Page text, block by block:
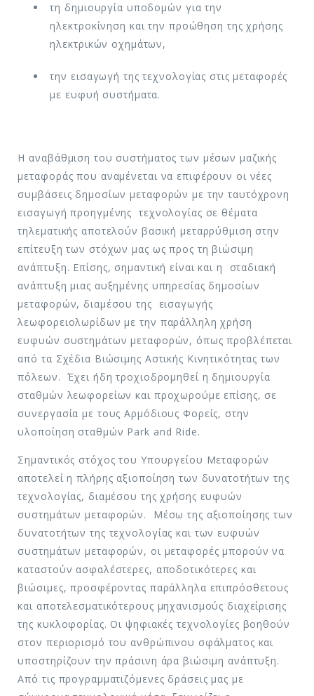
τη δημιουργία υποδομών για την
ηλεκτροκίνηση και την προώθηση της χρήσης
ηλεκτρικών οχημάτων,
την εισαγωγή της τεχνολογίας στις μεταφορές
με ευφυή συστήματα.
Η αναβάθμιση του συστήματος των μέσων μαζικής
μεταφοράς που αναμένεται να επιφέρουν οι νέες
συμβάσεις δημοσίων μεταφορών με την ταυτόχρονη
εισαγωγή προηγμένης τεχνολογίας σε θέματα
τηλεματικής αποτελούν βασική μεταρρύθμιση στην
επίτευξη των στόχων μας ως προς τη βιώσιμη
ανάπτυξη. Επίσης, σημαντική είναι και η σταδιακή
ανάπτυξη μιας αυξημένης υπηρεσίας δημοσίων
μεταφορών, διαμέσου της εισαγωγής
λεωφορειολωρίδων με την παράλληλη χρήση
ευφυών συστημάτων μεταφορών, όπως προβλέπεται
από τα Σχέδια Βιώσιμης Αστικής Κινητικότητας των
πόλεων. Έχει ήδη τροχιοδρομηθεί η δημιουργία
σταθμών λεωφορείων και προχωρούμε επίσης, σε
συνεργασία με τους Αρμόδιους Φορείς, στην
υλοποίηση σταθμών Park and Ride.
Σημαντικός στόχος του Υπουργείου Μεταφορών
αποτελεί η πλήρης αξιοποίηση των δυνατοτήτων της
τεχνολογίας, διαμέσου της χρήσης ευφυών
συστημάτων μεταφορών. Μέσω της αξιοποίησης των
δυνατοτήτων της τεχνολογίας και των ευφυών
συστημάτων μεταφορών, οι μεταφορές μπορούν να
καταστούν ασφαλέστερες, αποδοτικότερες και
βιώσιμες, προσφέροντας παράλληλα επιπρόσθετους
και αποτελεσματικότερους μηχανισμούς διαχείρισης
της κυκλοφορίας. Οι ψηφιακές τεχνολογίες βοηθούν
στον περιορισμό του ανθρώπινου σφάλματος και
υποστηρίζουν την πράσινη άρα βιώσιμη ανάπτυξη.
Από τις προγραμματιζόμενες δράσεις μας με